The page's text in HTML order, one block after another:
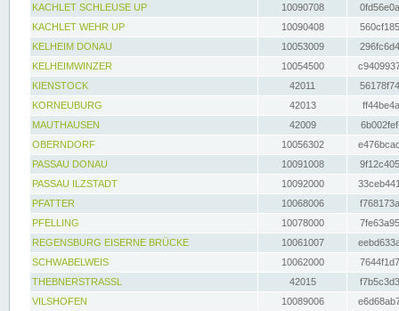
KACHLET SCHLEUSE UP
10090708
KACHLET WEHR UP
10090408
KELHEIM DONAU
10053009
KELHEIMWINZER
10054500
KIENSTOCK
42011
KORNEUBURG
42013
MAUTHAUSEN
42009
OBERNDORF
10056302
PASSAU DONAU
10091008
PASSAU ILZSTADT
10092000
PFATTER
10068006
PFELLING
10078000
REGENSBURG EISERNE BRÜCKE
10061007
SCHWABELWEIS
10062000
THEBNERSTRASSL
42015
VILSHOFEN
10089006